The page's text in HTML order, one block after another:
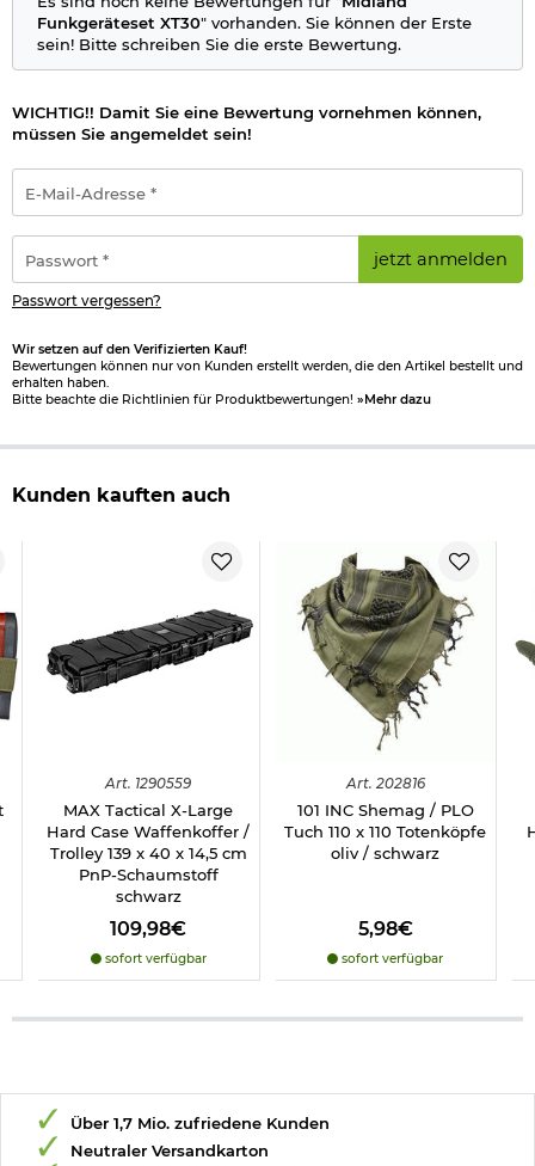
Funkgeräteset XT30" vorhanden. Sie können der Erste
sein! Bitte schreiben Sie die erste Bewertung.
WICHTIG!! Damit Sie eine Bewertung vornehmen können,
müssen Sie angemeldet sein!
Mail-
Adresse
*
jetzt anmelden
Passwort vergessen?
Wir setzen auf den Verifizierten Kauf!
Bewertungen können nur von Kunden erstellt werden, die den Artikel bestellt und
erhalten haben.
Bitte beachte die Richtlinien für Produktbewertungen! »Mehr dazu
Kunden kauften auch
Art. 1290559
MAX Tactical X-Large
Hard Case Waffenkoffer /
Trolley 139 x 40 x 14,5 cm
PnP-Schaumstoff
schwarz
109,98€
sofort verfügbar
Art. 202816
101 INC Shemag / PLO
Tuch 110 x 110 Totenköpfe
oliv / schwarz
5,98€
sofort verfügbar
Über 1,7 Mio. zufriedene Kunden
Neutraler Versandkarton